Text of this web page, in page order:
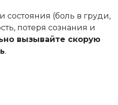
(боль в груди,
потеря сознания и
вызывайте скорую
.